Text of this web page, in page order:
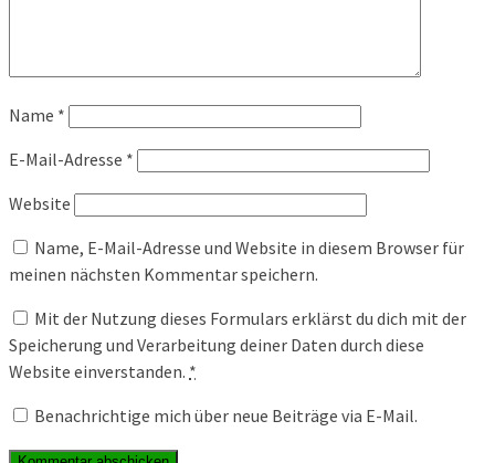
Name *
E-Mail-Adresse *
Website
Name, E-Mail-Adresse und Website in diesem Browser für
meinen nächsten Kommentar speichern.
Mit der Nutzung dieses Formulars erklärst du dich mit der
Speicherung und Verarbeitung deiner Daten durch diese
Website einverstanden. *
Benachrichtige mich über neue Beiträge via E-Mail.